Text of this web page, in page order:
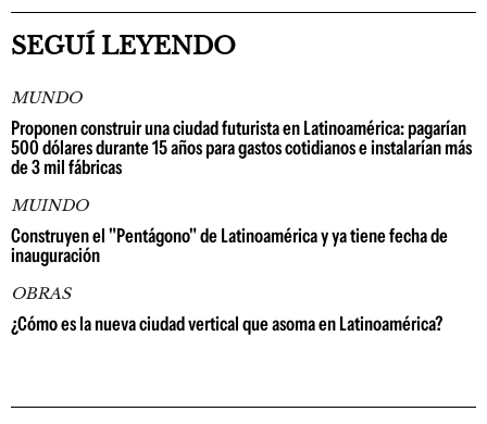
SEGUÍ LEYENDO
MUNDO
Proponen construir una ciudad futurista en Latinoamérica: pagarían
500 dólares durante 15 años para gastos cotidianos e instalarían más
de 3 mil fábricas
MUINDO
Construyen el "Pentágono" de Latinoamérica y ya tiene fecha de
inauguración
OBRAS
¿Cómo es la nueva ciudad vertical que asoma en Latinoamérica?